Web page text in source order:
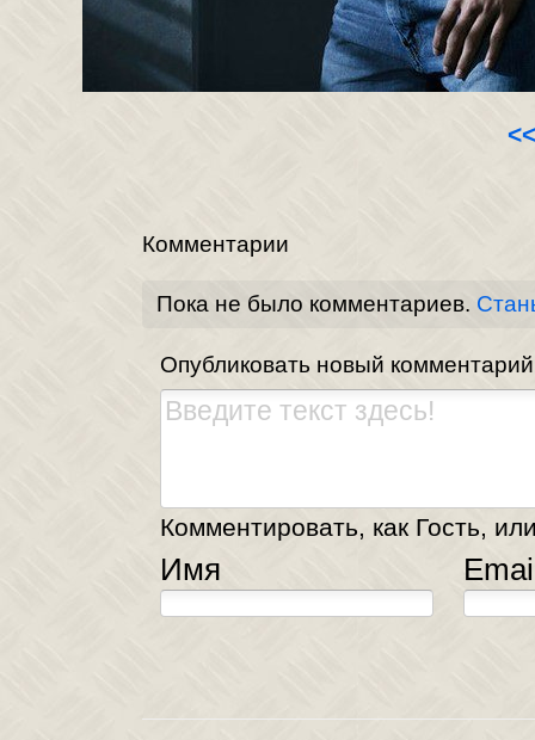
<<
Комментарии
Пока не было комментариев.
Опубликовать новый комментарий
Комментировать, как Гость,
Имя